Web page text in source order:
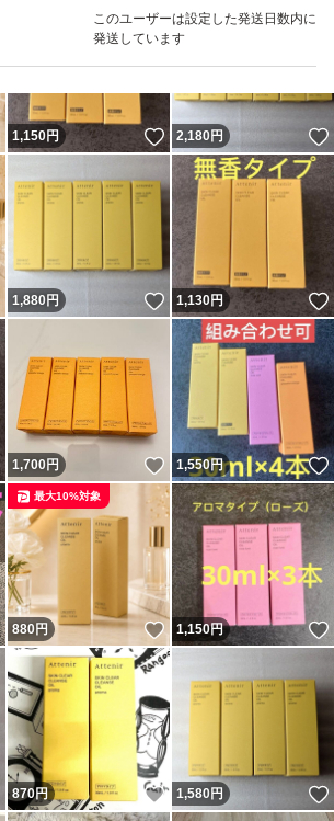
このユーザーは設定した発送日数内に
発送しています
いいね！
1,150円 いいね！
2,180円
いいね！
1,880円 いいね！
1,130円
いいね！
1,700円 いいね！
1,550円
いいね！
880円 いいね！
最大10%対象
1,150円
いいね！
870円 いいね！
1,580円